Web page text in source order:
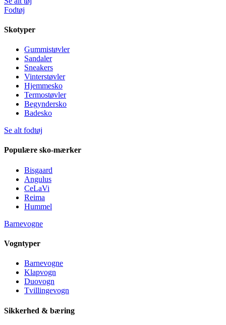
Fodtøj
Skotyper
Gummistøvler
Sandaler
Sneakers
Vinterstøvler
Hjemmesko
Termostøvler
Begyndersko
Badesko
Se alt fodtøj
Populære sko-mærker
Bisgaard
Angulus
CeLaVi
Reima
Hummel
Barnevogne
Vogntyper
Barnevogne
Klapvogn
Duovogn
Tvillingevogn
Sikkerhed & bæring